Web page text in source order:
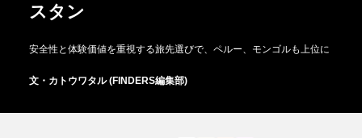
スタン
安全性と体験価値を重視する旅先選びで、ペルー、モンゴルも上位に
文・カトウワタル (FINDERS編集部)